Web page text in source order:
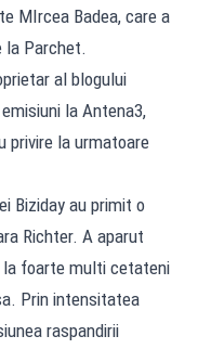
MIrcea Badea, care a
la Parchet.
al blogului
la Antena3,
privire la urmatoare
Biziday au primit o
Richter. A aparut
foarte multi cetateni
Prin intensitatea
raspandirii